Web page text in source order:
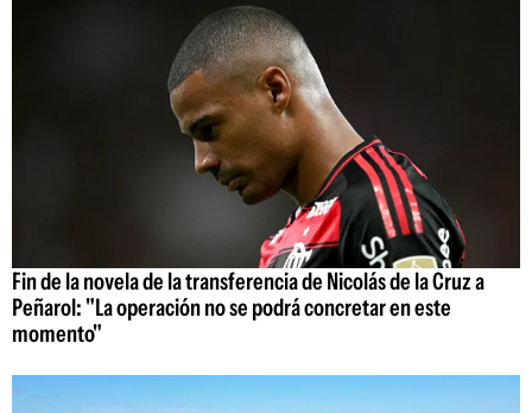
Fin de la novela de la transferencia de Nicolás de la Cruz a
Peñarol: "La operación no se podrá concretar en este
momento"